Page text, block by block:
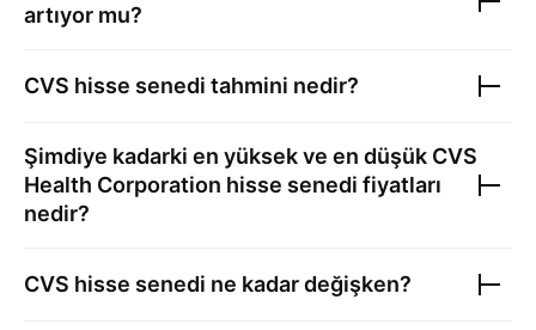
artıyor mu?
CVS hisse senedi tahmini nedir?
Şimdiye kadarki en yüksek ve en düşük CVS
Health Corporation hisse senedi fiyatları
nedir?
CVS hisse senedi ne kadar değişken?